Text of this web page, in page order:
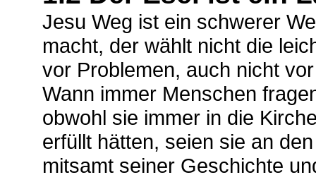
Jesu Weg ist ein schwerer
macht, der wählt nicht die
vor Problemen, auch nicht
Wann immer Menschen
obwohl sie immer in die
erfüllt hätten, seien sie an
mitsamt seiner Geschichte